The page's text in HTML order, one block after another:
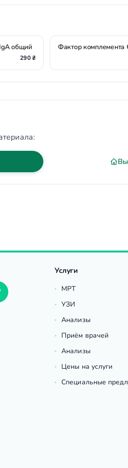
общий
290 ₴
Фактор комплемента
Услуги
МРТ
УЗИ
Анализы
Приём врачей
Анализы
Цены на услуги
Специальные